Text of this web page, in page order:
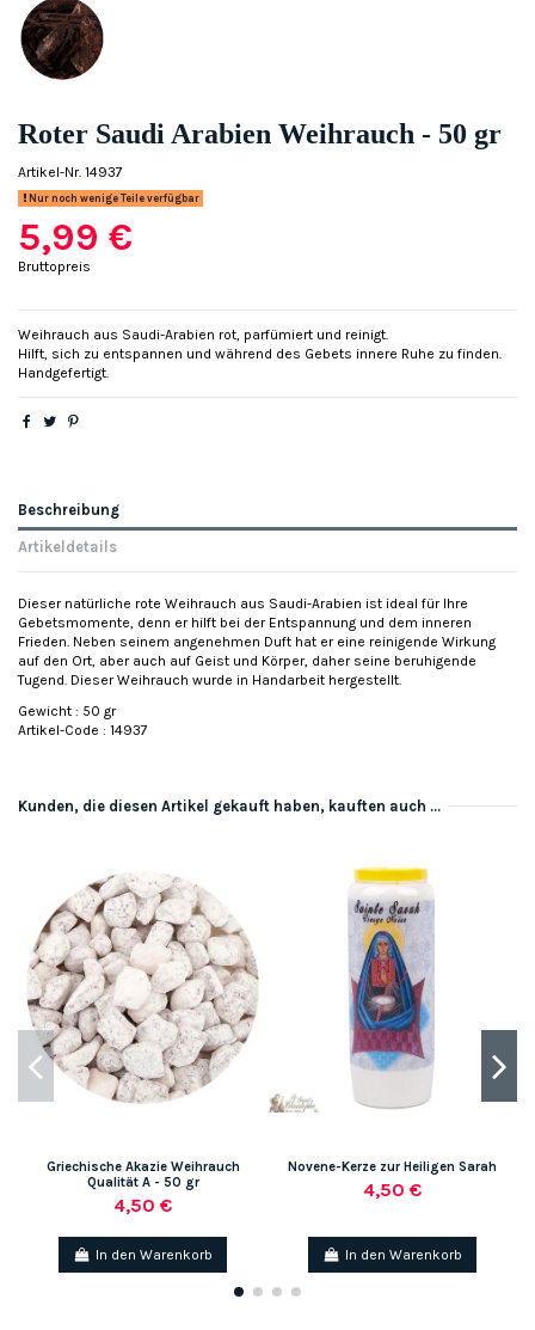
Roter Saudi Arabien Weihrauch - 50 gr
Artikel-Nr. 14937
Nur noch wenige Teile verfügbar
5,99 €
Bruttopreis
Weihrauch aus Saudi-Arabien rot, parfümiert und reinigt.
Hilft, sich zu entspannen und während des Gebets innere Ruhe zu finden.
Handgefertigt.
Beschreibung
Artikeldetails
Dieser natürliche rote Weihrauch aus Saudi-Arabien ist ideal für Ihre
Gebetsmomente, denn er hilft bei der Entspannung und dem inneren
Frieden. Neben seinem angenehmen Duft hat er eine reinigende Wirkung
auf den Ort, aber auch auf Geist und Körper, daher seine beruhigende
Tugend. Dieser Weihrauch wurde in Handarbeit hergestellt.
Gewicht : 50 gr
Artikel-Code : 14937
Kunden, die diesen Artikel gekauft haben, kauften auch ...
Griechische Akazie Weihrauch
Qualität A - 50 gr
4,50 €
In den Warenkorb
Novene-Kerze zur Heiligen Sarah
4,50 €
In den Warenkorb